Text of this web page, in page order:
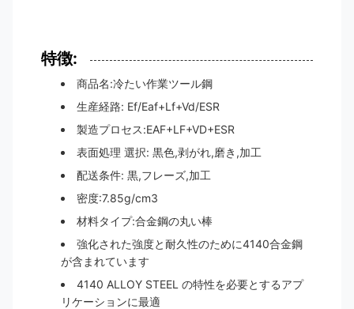
特徴:
商品名:冷たい作業ツール鋼
生産経路: Ef/Eaf+Lf+Vd/ESR
製造プロセス:EAF+LF+VD+ESR
表面処理 選択: 黒色,剥がれ,磨き,加工
配送条件: 黒,フレーズ,加工
密度:7.85g/cm3
材料タイプ:合金鋼の丸い棒
強化された強度と耐久性のために4140合金鋼
が含まれています
4140 ALLOY STEEL の特性を必要とするアプ
リケーションに最適